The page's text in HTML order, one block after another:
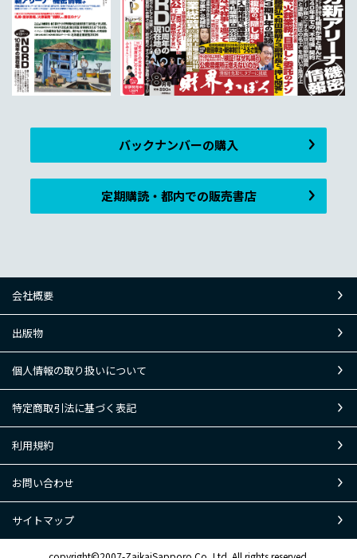
バックナンバーの購入
定期購読・都内での販売書店
会社概要
出版物
個人情報の取り扱いについて
特定商取引法に基づく表記
利用規約
お問い合わせ
サイトマップ